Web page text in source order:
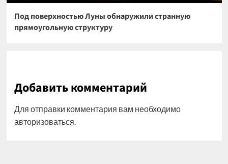
Под поверхностью Луны обнаружили странную
прямоугольную структуру
Добавить комментарий
Для отправки комментария вам необходимо
авторизоваться